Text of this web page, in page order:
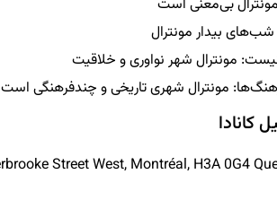
بی‌معنی است
بیدار مونترال
مونترال شهر نواوری و خلاقیت
مونترال شهری تاریخی و چندفرهنگی است
کانادا